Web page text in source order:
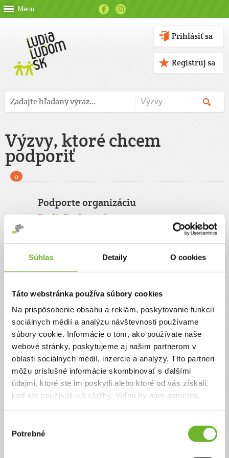
Súhlas Detaily O cookies
Táto webstránka používa súbory cookies
Na prispôsobenie obsahu a reklám, poskytovanie funkcií
sociálnych médií a analýzu návštevnosti používame
súbory cookie. Informácie o tom, ako používate naše
webové stránky, poskytujeme aj našim partnerom v
oblasti sociálnych médií, inzercie a analýzy. Títo partneri
môžu príslušné informácie skombinovať s ďalšími
údajmi, ktoré ste im poskytli alebo ktoré od vás získali,
keď ste používali ich služby. Veľmi by nám pomohlo,
súhlasu
Potrebné
Menu
Prihlásiť sa
Registruj sa
Výzvy, ktoré chcem
podporiť
0
Podporte organizáciu
ĽudiaĽudom.sk
Jednorazový Pravidelný
Celková suma
0 €
Zadajte svoje údaje
Už máte vytvorený svoj účet?Prihláste sa